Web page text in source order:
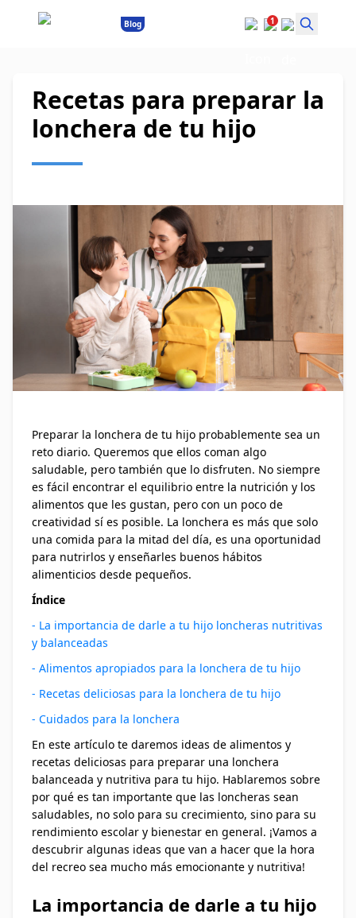
Blog 1
Recetas para preparar la
lonchera de tu hijo
Preparar la lonchera de tu hijo probablemente sea un
reto diario. Queremos que ellos coman algo
saludable, pero también que lo disfruten. No siempre
es fácil encontrar el equilibrio entre la nutrición y los
alimentos que les gustan, pero con un poco de
creatividad sí es posible. La lonchera es más que solo
una comida para la mitad del día, es una oportunidad
para nutrirlos y enseñarles buenos hábitos
alimenticios desde pequeños.
Índice
- La importancia de darle a tu hijo loncheras nutritivas
y balanceadas
- Alimentos apropiados para la lonchera de tu hijo
- Recetas deliciosas para la lonchera de tu hijo
- Cuidados para la lonchera
En este artículo te daremos ideas de alimentos y
recetas deliciosas para preparar una lonchera
balanceada y nutritiva para tu hijo. Hablaremos sobre
por qué es tan importante que las loncheras sean
saludables, no solo para su crecimiento, sino para su
rendimiento escolar y bienestar en general. ¡Vamos a
descubrir algunas ideas que van a hacer que la hora
del recreo sea mucho más emocionante y nutritiva!
La importancia de darle a tu hijo